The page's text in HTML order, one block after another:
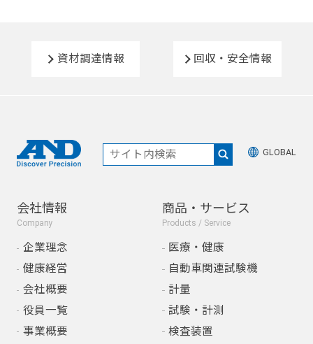
資材調達情報 回収・安全情報
GLOBAL
会社情報
Company
企業理念
健康経営
会社概要
役員一覧
事業概要
商品・サービス
Products / Service
医療・健康
自動車関連試験機
計量
試験・計測
検査装置